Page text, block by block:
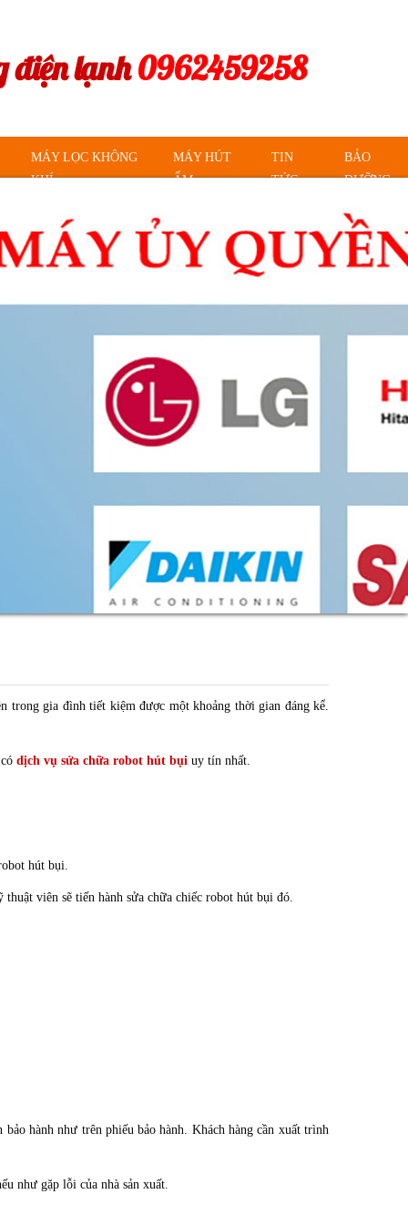
điện lạnh 0962459258
MÁY LỌC KHÔNG
KHÍ
MÁY HÚT
ẨM
TIN
TỨC
BẢO
DƯỠNG
trong gia đình tiết kiệm được một khoảng thời gian đáng kể.
dịch vụ sửa chữa robot hút bụi uy tín nhất.
hút bụi.
viên sẽ tiến hành sửa chữa chiếc robot hút bụi đó.
hành như trên phiếu bảo hành. Khách hàng cần xuất trình
như gặp lỗi của nhà sản xuất.